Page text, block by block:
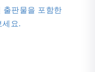
출판물을 포함한
세요.